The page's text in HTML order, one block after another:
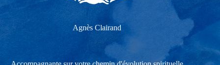
Agnès Clairand